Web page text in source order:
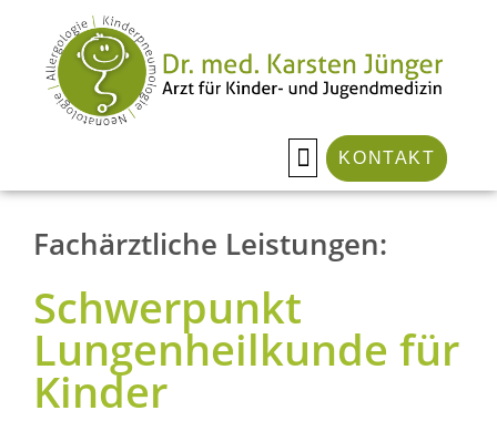
springen
springen
KONTAKT
Fachärztliche Leistungen:
Schwerpunkt
Lungenheilkunde für
Kinder